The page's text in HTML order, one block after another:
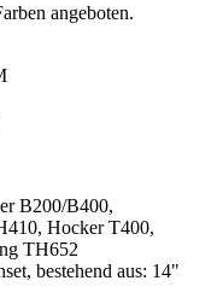
angeboten.
B200/B400,
Hocker T400,
TH652
bestehend aus: 14"